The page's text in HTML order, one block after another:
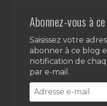
Abonnez-vous à
Saisissez votre
abonner à ce blog
notification de
par e-mail.
Adresse